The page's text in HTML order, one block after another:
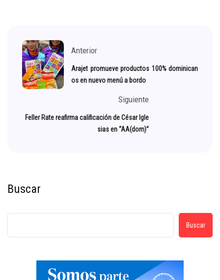
Anterior
Arajet promueve productos 100% dominican
os en nuevo menú a bordo
Siguiente
Feller Rate reafirma calificación de César Igle
sias en “AA(dom)”
Buscar
Buscar